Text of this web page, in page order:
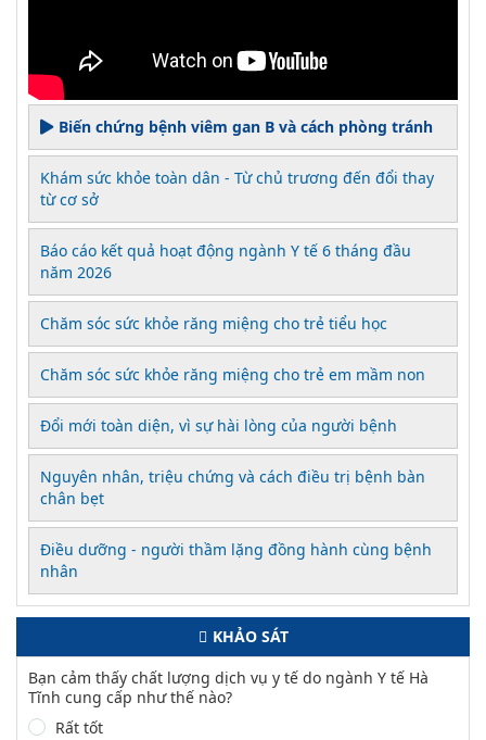
Biến chứng bệnh viêm gan B và cách phòng tránh
Khám sức khỏe toàn dân - Từ chủ trương đến đổi thay
từ cơ sở
Báo cáo kết quả hoạt động ngành Y tế 6 tháng đầu
năm 2026
Chăm sóc sức khỏe răng miệng cho trẻ tiểu học
Chăm sóc sức khỏe răng miệng cho trẻ em mầm non
Đổi mới toàn diện, vì sự hài lòng của người bệnh
Nguyên nhân, triệu chứng và cách điều trị bệnh bàn
chân bẹt
Điều dưỡng - người thầm lặng đồng hành cùng bệnh
nhân
KHẢO SÁT
Bạn cảm thấy chất lượng dịch vụ y tế do ngành Y tế Hà
Tĩnh cung cấp như thế nào?
Rất tốt